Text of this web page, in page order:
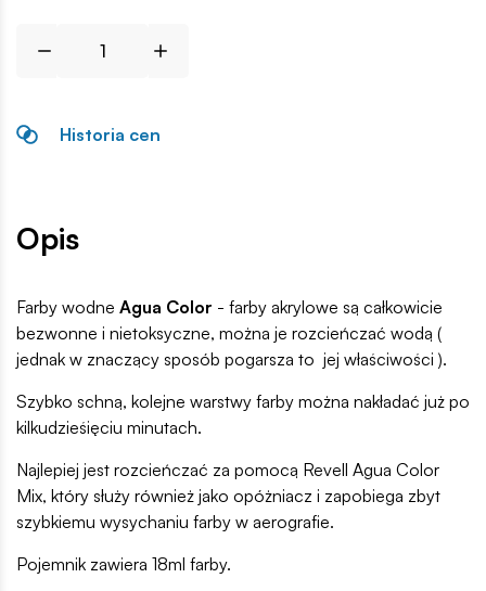
Historia cen
Opis
Farby wodne Agua Color - farby akrylowe są całkowicie
bezwonne i nietoksyczne, można je rozcieńczać wodą (
jednak w znaczący sposób pogarsza to jej właściwości ).
Szybko schną, kolejne warstwy farby można nakładać już po
kilkudzieśięciu minutach.
Najlepiej jest rozcieńczać za pomocą Revell Agua Color
Mix, który służy również jako opóżniacz i zapobiega zbyt
szybkiemu wysychaniu farby w aerografie.
Pojemnik zawiera 18ml farby.